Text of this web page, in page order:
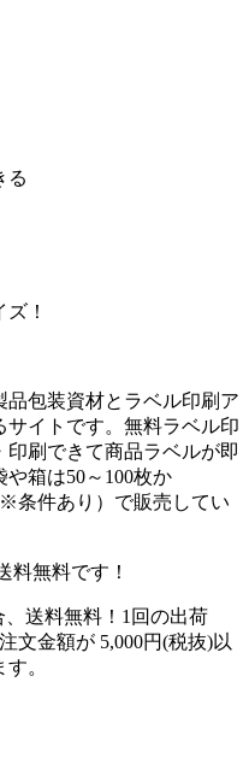
る
！
包装資材とラベル印刷ア
イトです。無料ラベル印
刷できて商品ラベルが即
箱は50～100枚か
※条件あり） で販売してい
料無料です！
1回の出荷
文金額が 5,000円(税抜)以
。